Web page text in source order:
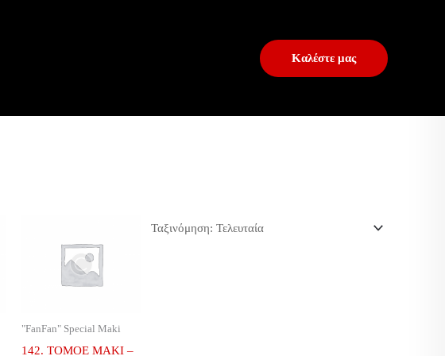
Καλέστε μας
"FanFan" Special Maki
142. TOMOE MAKI –